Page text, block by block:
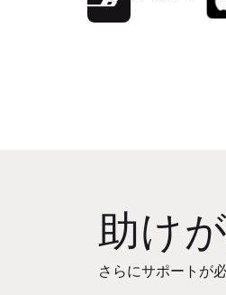
助け
さらにサポートが